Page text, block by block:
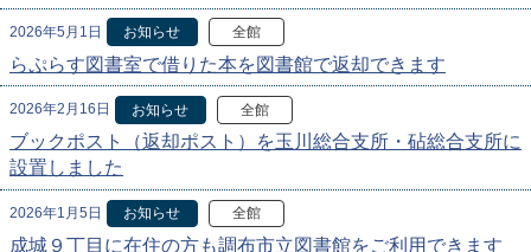
2026年5月1日 お知らせ 全館
らぷらす図書室で借りた本を図書館で返却できます
2026年2月16日 お知らせ 全館
ブックポスト（返却ポスト）を玉川総合支所・砧総合支所に
設置しました
2026年1月5日 お知らせ 全館
成城９丁目に在住の方も調布市立図書館をご利用できます